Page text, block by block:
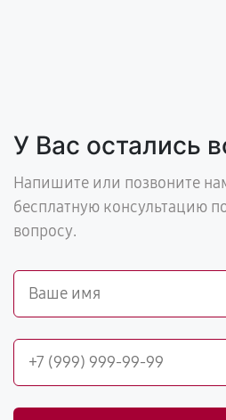
У Вас остались
Напишите или позвоните
бесплатную консультацию
вопросу.